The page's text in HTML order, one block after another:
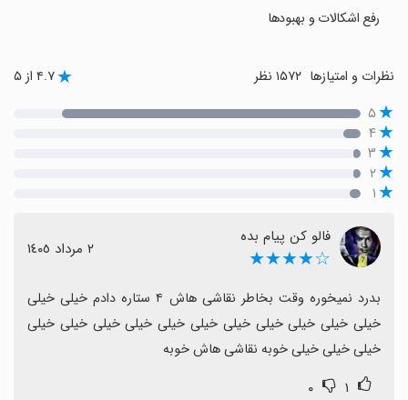
رفع اشکالات و بهبودها
نظرات و امتیازها ۴.۷ از ۵
۵
۴
۳
۲
۱
فالو کن پیام بده
☆★★★★ ٢ مرداد ١٤٠٥
خیلی خیلی خیلی خوبه نقاشی هاش خوبه
۱ ۰